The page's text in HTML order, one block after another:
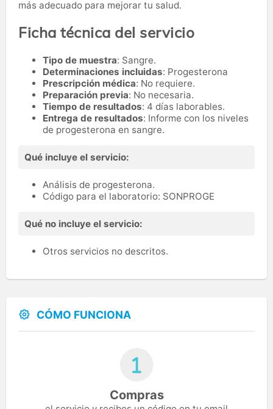
más adecuado para mejorar tu salud.
Ficha técnica del servicio
Tipo de muestra: Sangre.
Determinaciones incluidas: Progesterona
Prescripción médica: No requiere.
Preparación previa: No necesaria.
Tiempo de resultados: 4 días laborables.
Entrega de resultados: Informe con los niveles
de progesterona en sangre.
Qué incluye el servicio:
Análisis de progesterona.
Código para el laboratorio: SONPROGE
Qué no incluye el servicio:
Otros servicios no descritos.
CÓMO FUNCIONA
Compras